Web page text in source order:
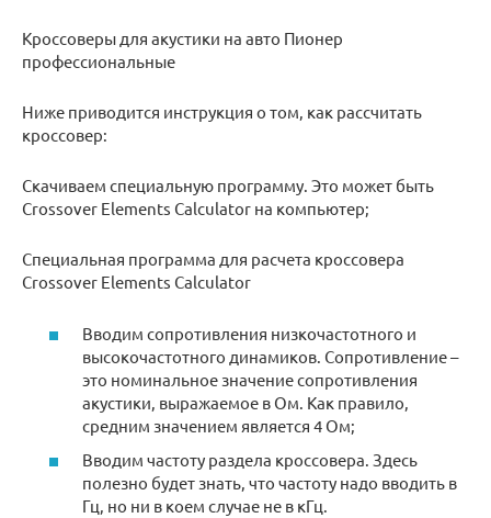
Кроссоверы для акустики на авто Пионер
профессиональные
Ниже приводится инструкция о том, как рассчитать
кроссовер:
Скачиваем специальную программу. Это может быть
Crossover Elements Calculator на компьютер;
Специальная программа для расчета кроссовера
Crossover Elements Calculator
Вводим сопротивления низкочастотного и
высокочастотного динамиков. Сопротивление –
это номинальное значение сопротивления
акустики, выражаемое в Ом. Как правило,
средним значением является 4 Ом;
Вводим частоту раздела кроссовера. Здесь
полезно будет знать, что частоту надо вводить в
Гц, но ни в коем случае не в кГц.